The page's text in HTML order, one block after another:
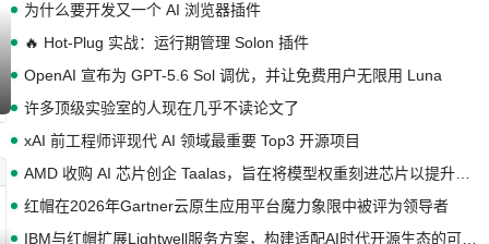
为什么要开发又一个 AI 浏览器插件
🔥 Hot-Plug 实战：运行期管理 Solon 插件
OpenAI 宣布为 GPT-5.6 Sol 调优，并让免费用户无限用 Luna
许多顶级实验室的人现在几乎不读论文了
xAI 前工程师评现代 AI 领域最重要 Top3 开源项目
红帽在2026年Gartner云原生应用平台魔力象限中被评为领导者